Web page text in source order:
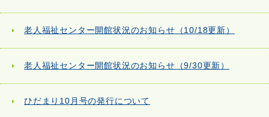
老人福祉センター開館状況のお知らせ（10/18更新）
老人福祉センター開館状況のお知らせ（9/30更新）
ひだまり10月号の発行について